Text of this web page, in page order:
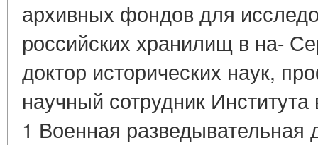
архивных фондов для
российских хранилищ в на-
доктор исторических наук,
научный сотрудник
1 Военная разведывательная